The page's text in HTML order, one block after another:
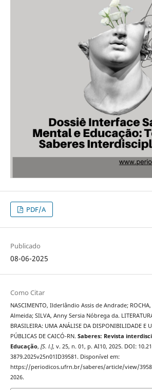
PDF/A
Publicado
08-06-2025
Como Citar
NASCIMENTO, Ilderlândio Assis de Andrade;
Almeida; SILVA, Anny Sersia Nóbrega da.
BRASILEIRA: UMA ANÁLISE DA DISPONIBILIDADE E
PÚBLICAS DE CAICÓ-RN. Saberes: Revista
Educação, [S. l.], v. 25, n. 01, p. AI10, 2025. DOI:
3879.2025v25n01ID39581. Disponível em:
https://periodicos.ufrn.br/saberes/article/view/
2026.